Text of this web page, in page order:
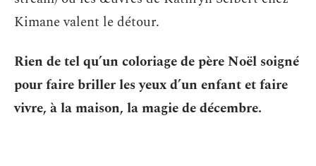
Kimane valent le détour.
Rien de tel qu’un coloriage de père Noël soigné
pour faire briller les yeux d’un enfant et faire
vivre, à la maison, la magie de décembre.